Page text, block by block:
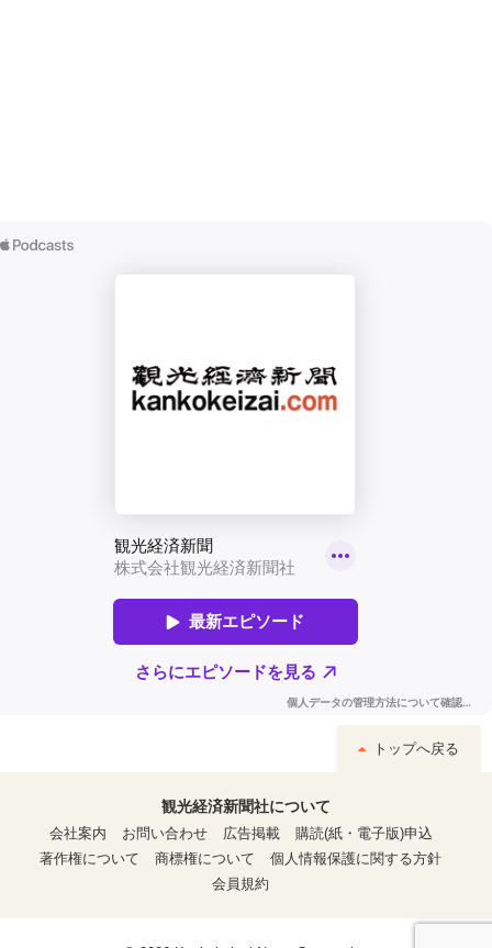
トップへ戻る
観光経済新聞社について
会社案内
お問い合わせ 広告掲載
購読(紙・電子版)申込
著作権について
商標権について
個人情報保護に関する方針
会員規約